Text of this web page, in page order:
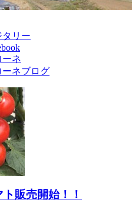
タリー
ーネ
ーネブログ
販売開始！！